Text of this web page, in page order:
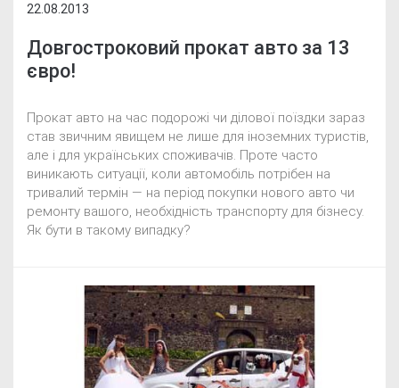
22.08.2013
Довгостроковий прокат авто за 13
євро!
Прокат авто на час подорожі чи ділової поїздки зараз
став звичним явищем не лише для іноземних туристів,
але і для українських споживачів. Проте часто
виникають ситуації, коли автомобіль потрібен на
тривалий термін — на період покупки нового авто чи
ремонту вашого, необхідність транспорту для бізнесу.
Як бути в такому випадку?